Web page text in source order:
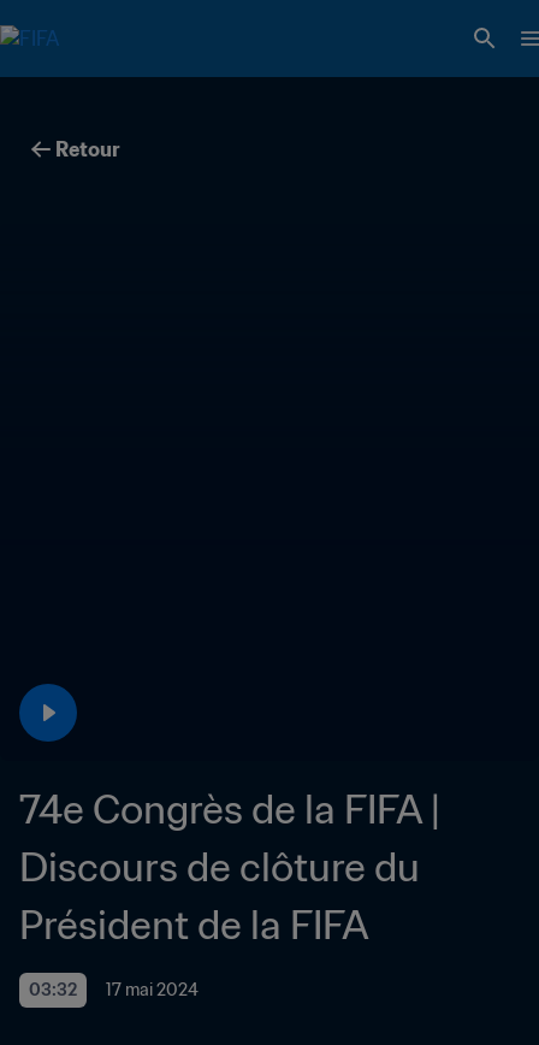
Retour
74e Congrès de la FIFA |
Discours de clôture du
Président de la FIFA
03:32 17 mai 2024